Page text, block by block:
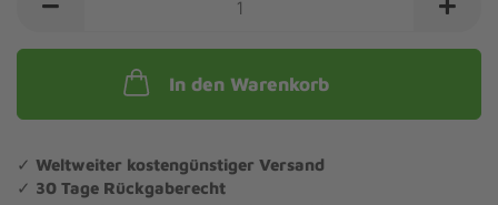
In den Warenkorb
✓ Weltweiter kostengünstiger Versand
✓ 30 Tage Rückgaberecht